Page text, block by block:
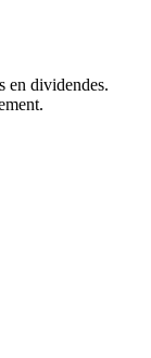
en dividendes.